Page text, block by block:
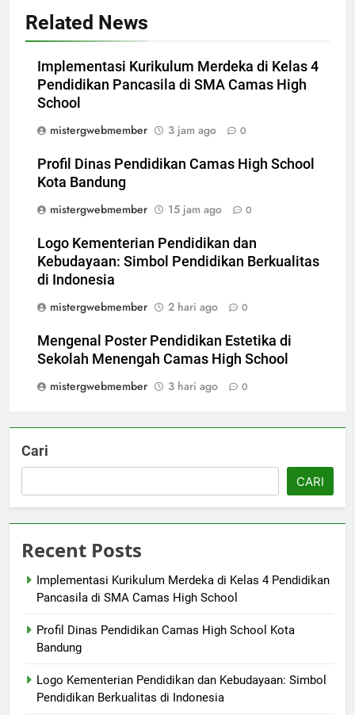
Related News
Implementasi Kurikulum Merdeka di Kelas 4
Pendidikan Pancasila di SMA Camas High
School
mistergwebmember
3 jam ago 0
Profil Dinas Pendidikan Camas High School
Kota Bandung
mistergwebmember
15 jam ago 0
Logo Kementerian Pendidikan dan
Kebudayaan: Simbol Pendidikan Berkualitas
di Indonesia
mistergwebmember
2 hari ago 0
Mengenal Poster Pendidikan Estetika di
Sekolah Menengah Camas High School
mistergwebmember
3 hari ago 0
Cari
CARI
Recent Posts
Implementasi Kurikulum Merdeka di Kelas 4 Pendidikan
Pancasila di SMA Camas High School
Profil Dinas Pendidikan Camas High School Kota
Bandung
Logo Kementerian Pendidikan dan Kebudayaan: Simbol
Pendidikan Berkualitas di Indonesia